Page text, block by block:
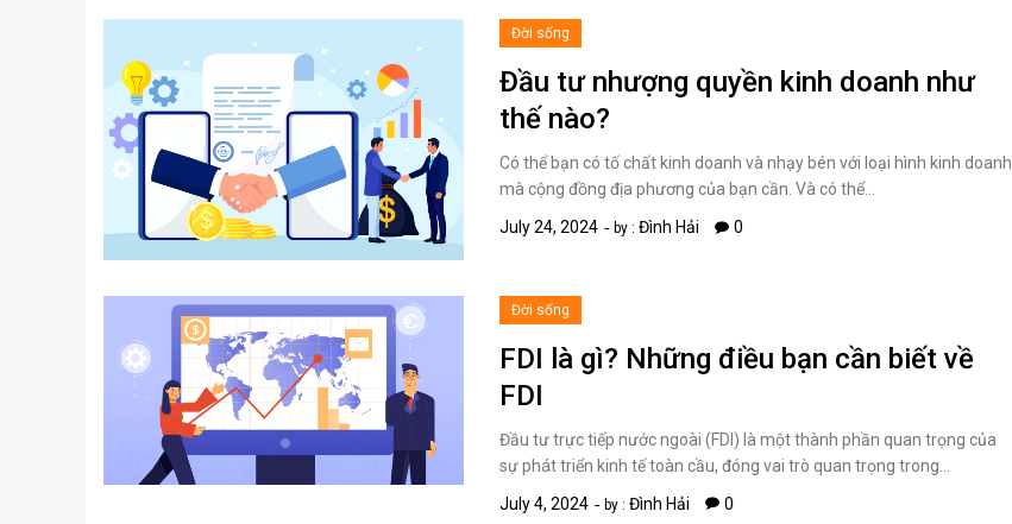
Đời sống
Đầu tư nhượng quyền kinh doanh như
thế nào?
Có thể bạn có tố chất kinh doanh và nhạy bén với loại hình kinh doanh
mà cộng đồng địa phương của bạn cần. Và có thể…
July 24, 2024
by :Đình Hải 0
Đời sống
FDI là gì? Những điều bạn cần biết về
FDI
Đầu tư trực tiếp nước ngoài (FDI) là một thành phần quan trọng của
sự phát triển kinh tế toàn cầu, đóng vai trò quan trọng trong…
July 4, 2024
by :Đình Hải 0